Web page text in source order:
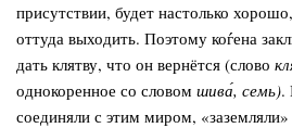
присутствии, будет настолько
оттуда выходить. Поэтому коѓена
дать клятву, что он вернётся (слово
однокоренное со словом шива́, семь).
соединяли с этим миром,